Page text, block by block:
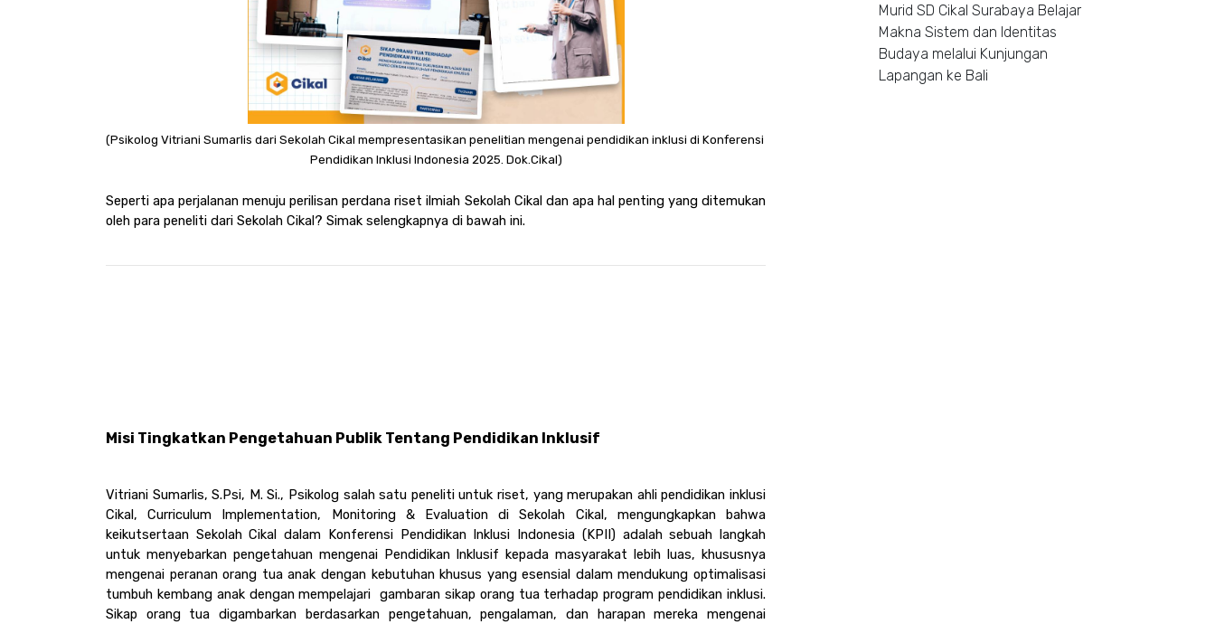
(Psikolog Vitriani Sumarlis dari Sekolah Cikal mempresentasikan penelitian mengenai pendidikan inklusi di Konferensi
Pendidikan Inklusi Indonesia 2025. Dok.Cikal)
Seperti apa perjalanan menuju perilisan perdana riset ilmiah Sekolah Cikal dan apa hal penting yang ditemukan
oleh para peneliti dari Sekolah Cikal? Simak selengkapnya di bawah ini.
Misi Tingkatkan Pengetahuan Publik Tentang Pendidikan Inklusif
Vitriani Sumarlis, S.Psi, M. Si., Psikolog salah satu peneliti untuk riset, yang merupakan ahli pendidikan inklusi
Cikal, Curriculum Implementation, Monitoring & Evaluation di Sekolah Cikal, mengungkapkan bahwa
keikutsertaan Sekolah Cikal dalam Konferensi Pendidikan Inklusi Indonesia (KPII) adalah sebuah langkah
untuk menyebarkan pengetahuan mengenai Pendidikan Inklusif kepada masyarakat lebih luas, khususnya
mengenai peranan orang tua anak dengan kebutuhan khusus yang esensial dalam mendukung optimalisasi
tumbuh kembang anak dengan mempelajari  gambaran sikap orang tua terhadap program pendidikan inklusi.
Sikap orang tua digambarkan berdasarkan pengetahuan, pengalaman, dan harapan mereka mengenai
Murid SD Cikal Surabaya Belajar
Makna Sistem dan Identitas
Budaya melalui Kunjungan
Lapangan ke Bali